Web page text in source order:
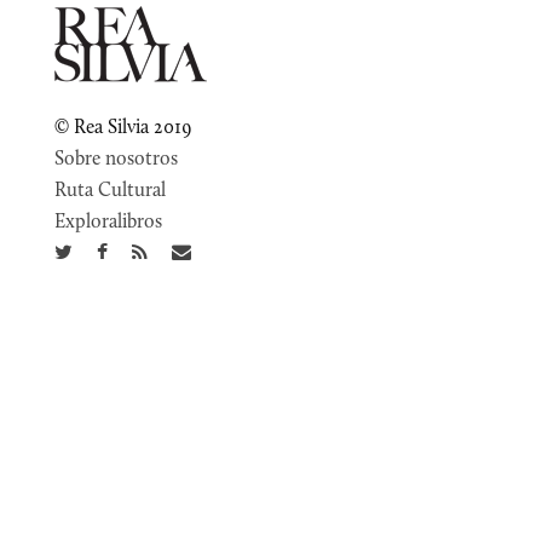
© Rea Silvia 2019
Sobre nosotros
Ruta Cultural
Exploralibros